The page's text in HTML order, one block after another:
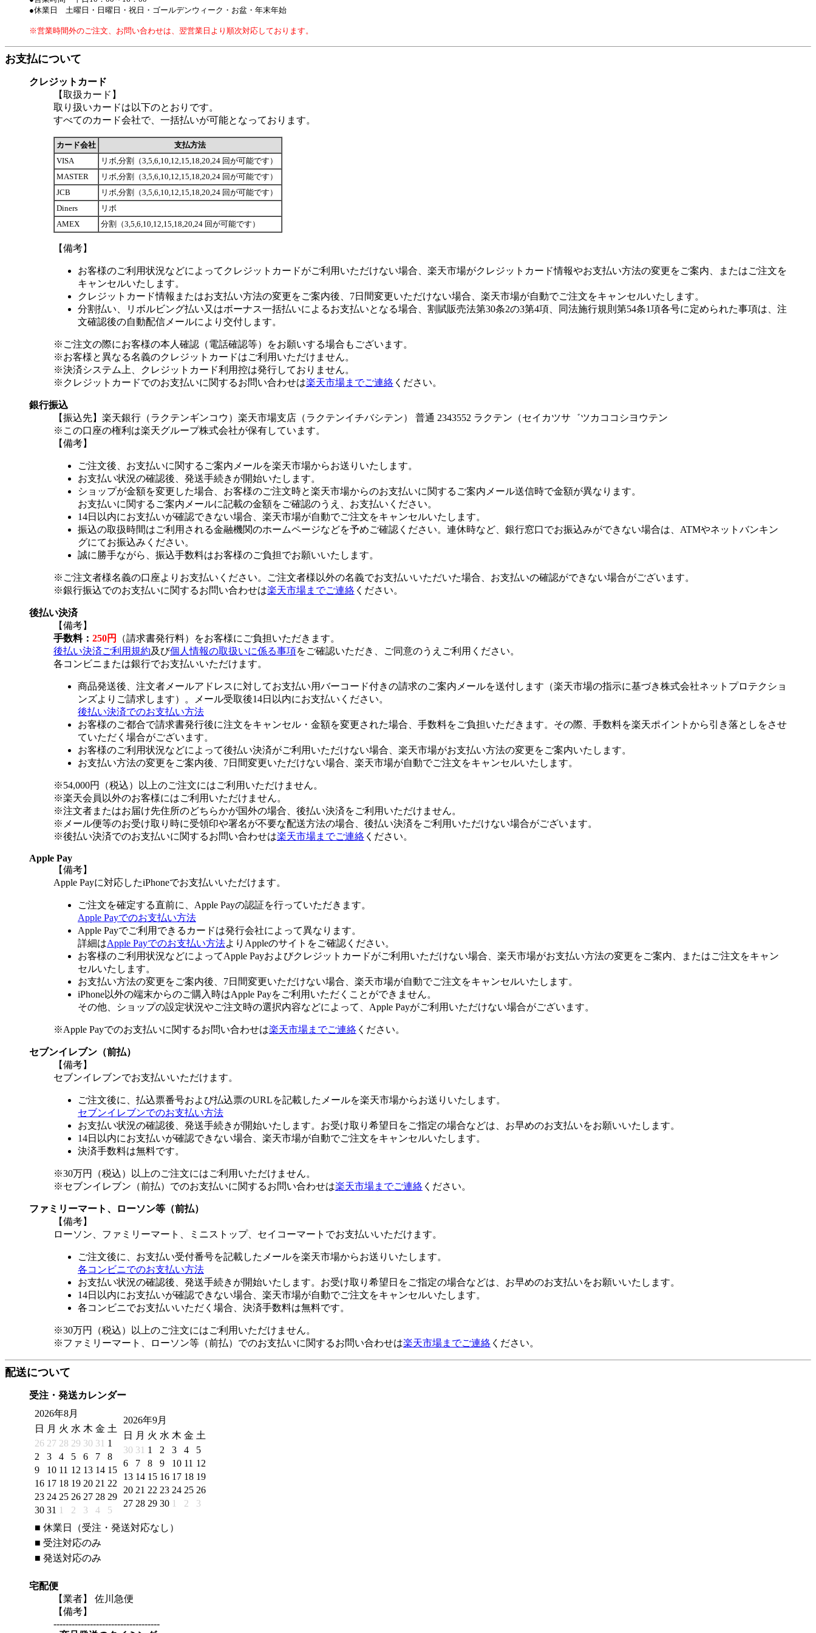
●休業日 土曜日・日曜日・祝日・ゴールデンウィーク・お盆・年末年始
※営業時間外のご注文、お問い合わせは、翌営業日より順次対応しております。
お支払について
クレジットカード
【取扱カード】
取り扱いカードは以下のとおりです。
すべてのカード会社で、一括払いが可能となっております。
カード会社
支払方法
VISA
リボ,分割（3,5,6,10,12,15,18,20,24 回が可能です）
MASTER
リボ,分割（3,5,6,10,12,15,18,20,24 回が可能です）
JCB
リボ,分割（3,5,6,10,12,15,18,20,24 回が可能です）
Diners
リボ
AMEX
分割（3,5,6,10,12,15,18,20,24 回が可能です）
【備考】
お客様のご利用状況などによってクレジットカードがご利用いただけない場合、楽天市場がクレジットカード情報やお支払い方法の変更をご案内、またはご注文を
キャンセルいたします。
クレジットカード情報またはお支払い方法の変更をご案内後、7日間変更いただけない場合、楽天市場が自動でご注文をキャンセルいたします。
分割払い、リボルビング払い又はボーナス一括払いによるお支払いとなる場合、割賦販売法第30条2の3第4項、同法施行規則第54条1項各号に定められた事項は、注
文確認後の自動配信メールにより交付します。
※ご注文の際にお客様の本人確認（電話確認等）をお願いする場合もございます。
※お客様と異なる名義のクレジットカードはご利用いただけません。
※決済システム上、クレジットカード利用控は発行しておりません。
※クレジットカードでのお支払いに関するお問い合わせは楽天市場までご連絡 ください。
銀行振込
【振込先】楽天銀行（ラクテンギンコウ）楽天市場支店（ラクテンイチバシテン） 普通 2343552 ラクテン（セイカツサ゛ツカココシヨウテン
※この口座の権利は楽天グループ株式会社が保有しています。
【備考】
ご注文後、お支払いに関するご案内メールを楽天市場からお送りいたします。
お支払い状況の確認後、発送手続きが開始いたします。
ショップが金額を変更した場合、お客様のご注文時と楽天市場からのお支払いに関するご案内メール送信時で金額が異なります。
お支払いに関するご案内メールに記載の金額をご確認のうえ、お支払いください。
14日以内にお支払いが確認できない場合、楽天市場が自動でご注文をキャンセルいたします。
振込の取扱時間はご利用される金融機関のホームページなどを予めご確認ください。連休時など、銀行窓口でお振込みができない場合は、ATMやネットバンキン
グにてお振込みください。
誠に勝手ながら、振込手数料はお客様のご負担でお願いいたします。
※ご注文者様名義の口座よりお支払いください。ご注文者様以外の名義でお支払いいただいた場合、お支払いの確認ができない場合がございます。
※銀行振込でのお支払いに関するお問い合わせは楽天市場までご連絡 ください。
後払い決済
【備考】
手数料： 250円
（請求書発行料）をお客様にご負担いただきます。
後払い決済ご利用規約及び個人情報の取扱いに係る事項をご確認いただき、ご同意のうえご利用ください。
各コンビニまたは銀行でお支払いいただけます。
商品発送後、注文者メールアドレスに対してお支払い用バーコード付きの請求のご案内メールを送付します（楽天市場の指示に基づき株式会社ネットプロテクショ
ンズよりご請求します）。メール受取後14日以内にお支払いください。
後払い決済でのお支払い方法
お客様のご都合で請求書発行後に注文をキャンセル・金額を変更された場合、手数料をご負担いただきます。その際、手数料を楽天ポイントから引き落としをさせ
ていただく場合がございます。
お客様のご利用状況などによって後払い決済がご利用いただけない場合、楽天市場がお支払い方法の変更をご案内いたします。
お支払い方法の変更をご案内後、7日間変更いただけない場合、楽天市場が自動でご注文をキャンセルいたします。
※54,000円（税込）以上のご注文にはご利用いただけません。
※楽天会員以外のお客様にはご利用いただけません。
※注文者またはお届け先住所のどちらかが国外の場合、後払い決済をご利用いただけません。
※メール便等のお受け取り時に受領印や署名が不要な配送方法の場合、後払い決済をご利用いただけない場合がございます。
※後払い決済でのお支払いに関するお問い合わせは楽天市場までご連絡 ください。
Apple Pay
【備考】
Apple Payに対応したiPhoneでお支払いいただけます。
ご注文を確定する直前に、Apple Payの認証を行っていただきます。
Apple Payでのお支払い方法
Apple Payでご利用できるカードは発行会社によって異なります。
詳細はApple Payでのお支払い方法よりAppleのサイトをご確認ください。
お客様のご利用状況などによってApple Payおよびクレジットカードがご利用いただけない場合、楽天市場がお支払い方法の変更をご案内、またはご注文をキャン
セルいたします。
お支払い方法の変更をご案内後、7日間変更いただけない場合、楽天市場が自動でご注文をキャンセルいたします。
iPhone以外の端末からのご購入時はApple Payをご利用いただくことができません。
その他、ショップの設定状況やご注文時の選択内容などによって、Apple Payがご利用いただけない場合がございます。
※Apple Payでのお支払いに関するお問い合わせは楽天市場までご連絡 ください。
セブンイレブン（前払）
【備考】
セブンイレブンでお支払いいただけます。
ご注文後に、払込票番号および払込票のURLを記載したメールを楽天市場からお送りいたします。
セブンイレブンでのお支払い方法
お支払い状況の確認後、発送手続きが開始いたします。お受け取り希望日をご指定の場合などは、お早めのお支払いをお願いいたします。
14日以内にお支払いが確認できない場合、楽天市場が自動でご注文をキャンセルいたします。
決済手数料は無料です。
※30万円（税込）以上のご注文にはご利用いただけません。
※セブンイレブン（前払）でのお支払いに関するお問い合わせは楽天市場までご連絡 ください。
ファミリーマート、ローソン等（前払）
【備考】
ローソン、ファミリーマート、ミニストップ、セイコーマートでお支払いいただけます。
ご注文後に、お支払い受付番号を記載したメールを楽天市場からお送りいたします。
各コンビニでのお支払い方法
お支払い状況の確認後、発送手続きが開始いたします。お受け取り希望日をご指定の場合などは、お早めのお支払いをお願いいたします。
14日以内にお支払いが確認できない場合、楽天市場が自動でご注文をキャンセルいたします。
各コンビニでお支払いいただく場合、決済手数料は無料です。
※30万円（税込）以上のご注文にはご利用いただけません。
※ファミリーマート、ローソン等（前払）でのお支払いに関するお問い合わせは楽天市場までご連絡 ください。
配送について
受注・発送カレンダー
2026年8月
日
月 火 水 木 金 土
26 27 28 29 30 31 1
2
3 4 5 6 7
8
9
10 11 12 13 14 15
16 17 18 19 20 21 22
23 24 25 26 27 28 29
30 31 1 2 3 4 5
2026年9月
日
月 火 水 木 金 土
30 31 1 2 3 4
5
6
7 8 9 10 11 12
13 14 15 16 17 18 19
20 21 22 23 24 25 26
27 28 29 30 1 2 3
■ 休業日（受注・発送対応なし）
■ 受注対応のみ
■ 発送対応のみ
宅配便
【業者】 佐川急便
【備考】
-----------------------------------